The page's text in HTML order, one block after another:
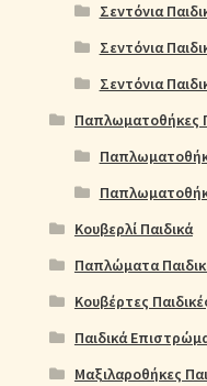
Σεντόνια
Σεντόνια
Σεντόνια
Παπλωματοθήκες
Κουβερλί Παιδικά
Παπλώματα
Κουβέρτες
Παιδικά
Μαξιλαροθήκες